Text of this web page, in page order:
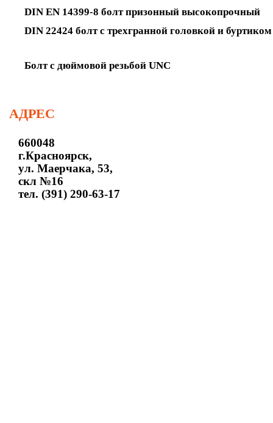
DIN EN 14399-8 болт призонный высокопрочный
DIN 22424 болт с трехгранной головкой и буртиком
Болт с дюймовой резьбой UNC
АДРЕС
660048
г.Красноярск,
ул. Маерчака, 53,
скл №16
тел. (391) 290-63-17